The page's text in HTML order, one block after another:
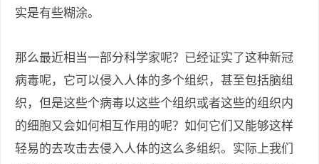
实是有些糊涂。
那么最近相当一部分科学家呢？已经证实了这种新冠
病毒呢，它可以侵入人体的多个组织，甚至包括脑组
织，但是这些个病毒以这些个组织或者这些的组织内
的细胞又会如何相互作用的呢？如何它们又能够这样
轻易的去攻击去侵入人体的这么多组织。实际上我们